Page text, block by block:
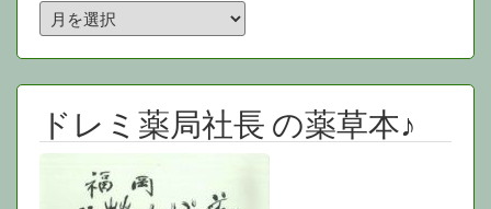
ア
ー
カ
イ
ドレミ薬局社長 の薬草本♪